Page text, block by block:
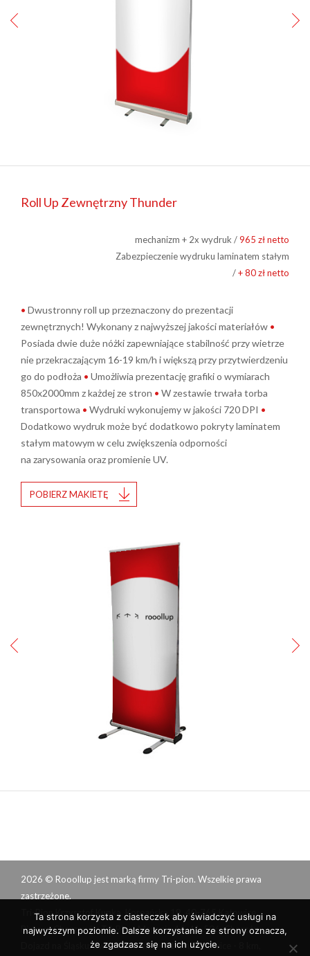
Roll Up Zewnętrzny Thunder
mechanizm + 2x wydruk /965 zł netto
Zabezpieczenie wydruku laminatem stałym
/+ 80 zł netto
• Dwustronny roll up przeznaczony do prezentacji
zewnętrznych! Wykonany z najwyższej jakości materiałów •
Posiada dwie duże nóżki zapewniające stabilność przy wietrze
nie przekraczającym 16-19 km/h i większą przy przytwierdzeniu
go do podłoża • Umożliwia prezentację grafiki o wymiarach
850x2000mm z każdej ze stron • W zestawie trwała torba
transportowa • Wydruki wykonujemy w jakości 720 DPI •
Dodatkowo wydruk może być dodatkowo pokryty laminatem
stałym matowym w celu zwiększenia odporności
na zarysowania oraz promienie UV.
POBIERZ MAKIETĘ
2026 © Rooollup jest marką firmy Tri-pion. Wszelkie prawa
zastrzeżone.
Tri-Pion Krzysztof Kupka, Koreańska 19, 40-765 Katowice.
Biuro w Chorzowie: Tri-Pion, Maronia 44, 41-506, Chorzów.
Dojazd na Śląsku: Świętochłowice - 11 km, Katowice - 8 km,
Ta strona korzysta z ciasteczek aby świadczyć usługi na
najwyższym poziomie. Dalsze korzystanie ze strony oznacza,
że zgadzasz się na ich użycie.